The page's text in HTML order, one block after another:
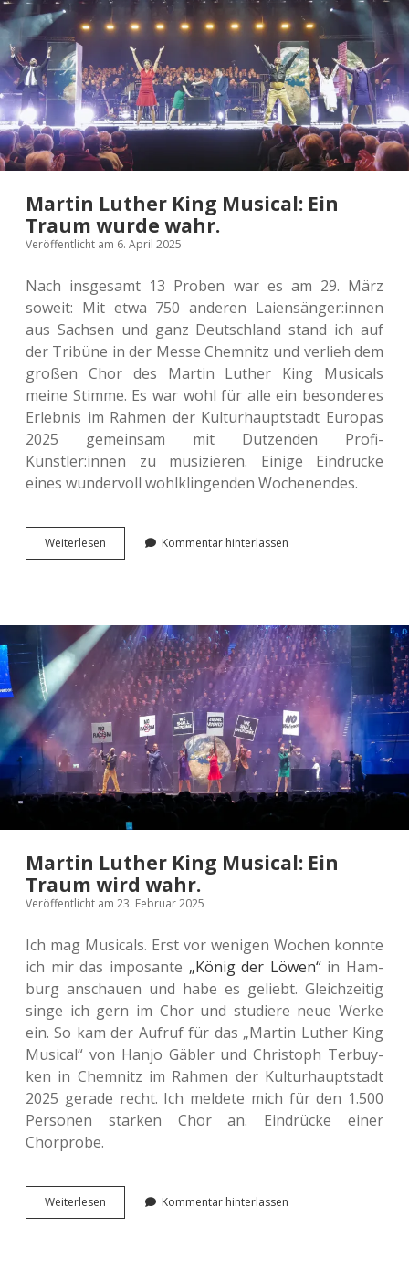
Martin Luther King Musical: Ein
Traum wurde wahr.
Veröffentlicht am 6. April 2025
Nach ins­ge­samt 13 Proben war es am 29. März
soweit: Mit etwa 750 ande­ren Laiensänger:innen
aus Sach­sen und ganz Deutsch­land stand ich auf
der Tri­bü­ne in der Messe Chem­nitz und ver­lieh dem
großen Chor des Martin Luther King Musi­cals
meine Stimme. Es war wohl für alle ein beson­de­res
Erleb­nis im Rahmen der Kul­tur­haupt­stadt Euro­pas
2025 gemein­sam mit Dut­zen­den Profi-
Künstler:innen zu musi­zie­ren. Einige Ein­drü­cke
eines wun­der­voll wohl­klin­gen­den Wochenendes.
Wei­ter­le­sen
Luther
Ein
Traum
wurde wahr.
Kommentar hinterlassen
Martin Luther King Musical: Ein
Traum wird wahr.
Veröffentlicht am 23. Februar 2025
Ich mag Musi­cals. Erst vor weni­gen Wochen konnte
ich mir das impo­san­te „König der Löwen“in Ham­
burg anschau­en und habe es geliebt. Gleich­zei­tig
singe ich gern im Chor und stu­die­re neue Werke
ein. So kam der Aufruf für das „Martin Luther King
Musi­cal“ von Hanjo Gäbler und Chris­toph Ter­buy­
ken in Chem­nitz im Rahmen der Kul­tur­haupt­stadt
2025 gerade recht. Ich mel­de­te mich für den 1.500
Per­so­nen star­ken Chor an. Ein­drü­cke einer
Chorprobe.
Wei­ter­le­sen
Luther
Kommentar hinterlassen